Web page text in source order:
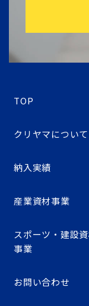
TOP
クリヤマについて
納入実績
産業資材事業
スポーツ・建設
事業
お問い合わせ